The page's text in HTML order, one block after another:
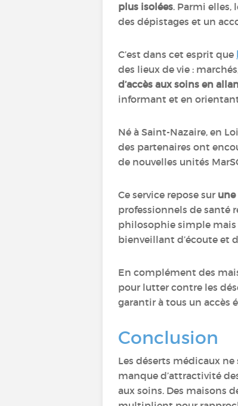
plus isolées. Parmi
des dépistages et un
C’est dans cet esprit que
des lieux de vie :
d’accès aux soins en
informant et en
Né à Saint-Nazaire, en
des partenaires ont
de nouvelles unités
Ce service repose sur
professionnels de santé
philosophie simple mais
bienveillant d’écoute et
En complément des
pour lutter contre les
garantir à tous un accès
Conclusion
Les déserts médicaux ne
manque d’attractivité
aux soins. Des maisons